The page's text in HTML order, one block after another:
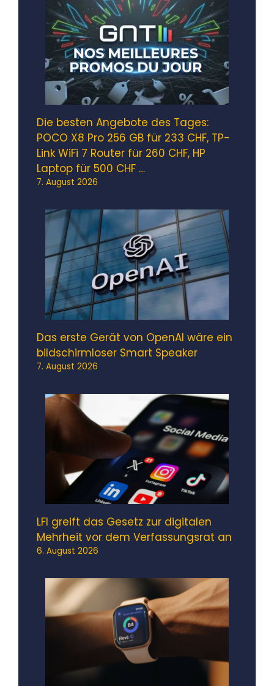
Die besten Angebote des Tages:
POCO X8 Pro 256 GB für 233 CHF, TP-
Link WiFi 7 Router für 260 CHF, HP
Laptop für 500 CHF …
7. August 2026
Das erste Gerät von OpenAI wäre ein
bildschirmloser Smart Speaker
7. August 2026
LFI greift das Gesetz zur digitalen
Mehrheit vor dem Verfassungsrat an
6. August 2026